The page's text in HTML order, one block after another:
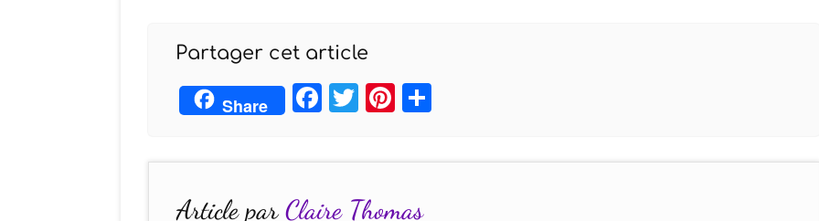
Partager cet article
Share Facebook
TwitterPinterest
Article parClaire Thomas